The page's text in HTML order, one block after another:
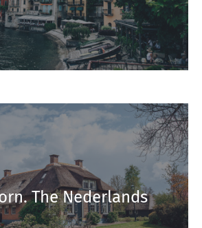
The Nederlands